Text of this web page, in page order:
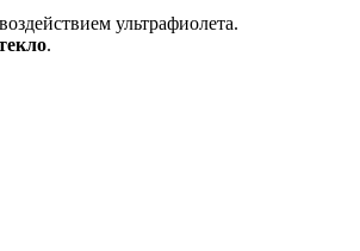
ультрафиолета.
.